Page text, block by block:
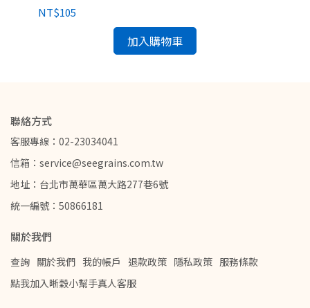
NT$105
加入購物車
聯絡方式
客服專線：02-23034041
信箱：service@seegrains.com.tw
地址：台北市萬華區萬大路277巷6號
統一編號：50866181
關於我們
查詢 關於我們 我的帳戶 退款政策 隱私政策 服務條款
點我加入晰穀小幫手真人客服